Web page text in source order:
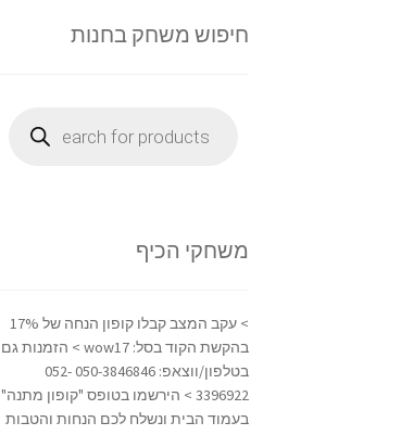
חיפוש משחק בחנות
search
משחקי הכיף
> עקב המצב קבלו קופון הנחה של 17%
בהקשת הקוד בסל: wow17 > הזמנות גם
בטלפון/ווצאפ: 050-3846846 052-
3396922 > הירשמו בטופס "קופון מתנה"
בעמוד הבית ונשלח לכם הנחות והטבות